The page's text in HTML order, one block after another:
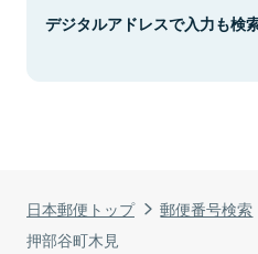
日本郵便トップ 郵便番号検索
押部谷町木見
デジタルアドレスで入力も検